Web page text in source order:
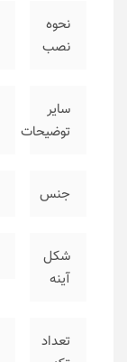
نحوه
نصب
سایر
توضیحات
جنس
شکل
آینه
تعداد